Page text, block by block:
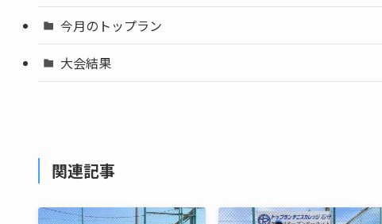
今月のトップラン
大会結果
関連記事